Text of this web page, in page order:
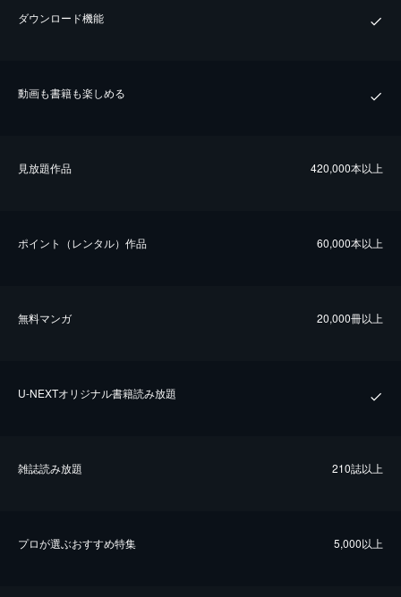
ダウンロード機能
動画も書籍も楽しめる
⾒放題作品 420,000本以上
ポイント（レンタル）作品 60,000本以上
無料マンガ 20,000冊以上
U-NEXTオリジナル書籍読み放題
雑誌読み放題 210誌以上
プロが選ぶおすすめ特集 5,000以上